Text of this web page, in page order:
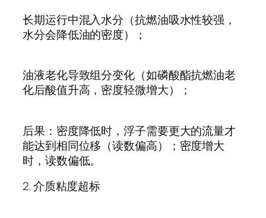
长期运行中混入水分（抗燃油吸水性较强，
水分会降低油的密度）；
油液老化导致组分变化（如磷酸酯抗燃油老
化后酸值升高，密度轻微增大）；
后果：密度降低时，浮子需要更大的流量才
能达到相同位移（读数偏高）；密度增大
时，读数偏低。
2.介质粘度超标